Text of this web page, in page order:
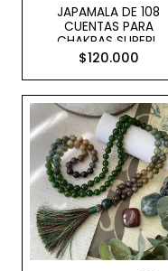
JAPAMALA DE 108
CUENTAS PARA
CHAKRAS SUPERI..
$120.000